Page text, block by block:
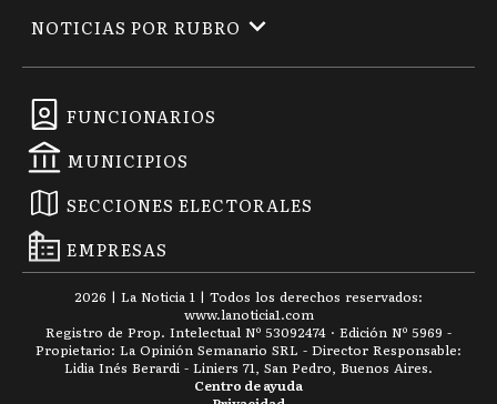
FUNCIONARIOS
MUNICIPIOS
SECCIONES ELECTORALES
EMPRESAS
NOTICIAS POR RUBRO
2026 | La Noticia 1 | Todos los derechos reservados:
www.lanoticia1.com
Registro de Prop. Intelectual Nº 53092474 · Edición Nº 5969 -
Propietario: La Opinión Semanario SRL - Director Responsable:
Lidia Inés Berardi - Liniers 71, San Pedro, Buenos Aires.
Centro de ayuda